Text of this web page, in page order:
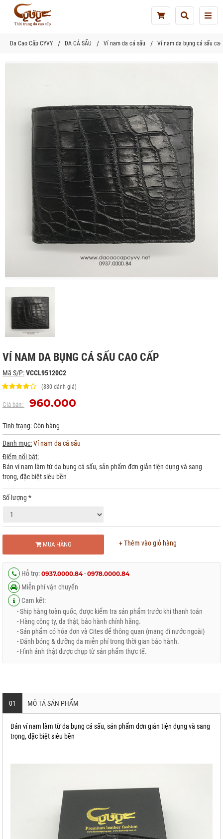
Da Cao Cấp CYVY DA CÁ SẤU Ví nam da cá sấu Ví nam da bụng cá sấu
VÍ NAM DA BỤNG CÁ SẤU CAO CẤP
Mã S/P:VCCL95120C2
(830 đánh giá)
Giá bán: 960.000
Tình trạng:Còn hàng
Danh mục:Ví nam da cá sấu
Điểm nổi bật:
Bán ví nam làm từ da bụng cá sấu, sản phẩm đơn giản tiện dụng và sang
trọng, đặc biệt siêu bền
Số lượng *
MUA HÀNG + Thêm vào giỏ hàng
Hỗ trợ: 0937.0000.84- 0978.0000.84
Miễn phí vận chuyển
Cam kết:
- Ship hàng toàn quốc, được kiểm tra sản phẩm trước khi thanh toán
- Hàng công ty, da thật, bảo hành chính hãng.
- Sản phẩm có hóa đơn và Cites để thông quan (mang đi nước ngoài)
- Đánh bóng & dưỡng da miễn phí trong thời gian bảo hành.
- Hình ảnh thật được chụp từ sản phẩm thực tế.
01 MÔ TẢ SẢN PHẨM
Bán ví nam làm từ da bụng cá sấu, sản phẩm đơn giản tiện dụng và sang
trọng, đặc biệt siêu bền